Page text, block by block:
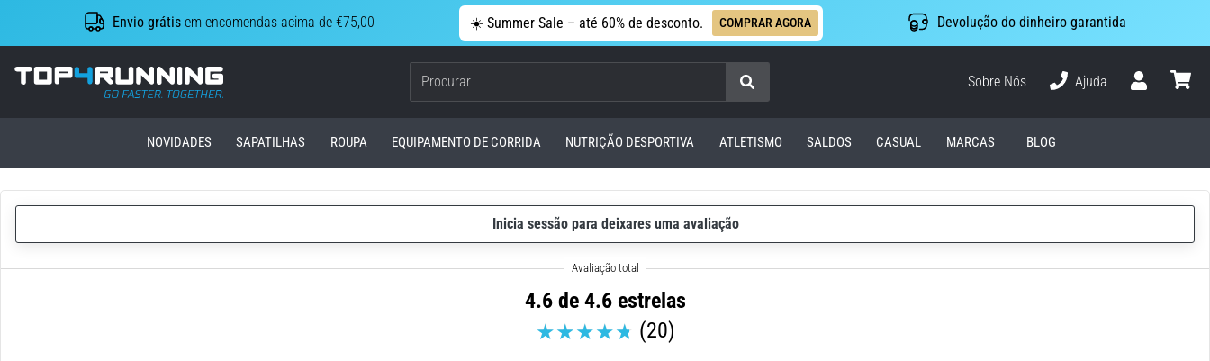
Envio grátis em encomendas acima de €75,00 ☀️ Summer Sale – até 60% de desconto. COMPRAR AGORA Devolução do dinheiro garantida
Top4Running.pt
Procurar
Sobre Nós
Ajuda
NOVIDADES SAPATILHAS ROUPA EQUIPAMENTO DE CORRIDA NUTRIÇÃO DESPORTIVA ATLETISMO SALDOS CASUAL MARCAS BLOG
Inicia sessão para deixares uma avaliação
4.6 de 4.6 estrelas
(20)